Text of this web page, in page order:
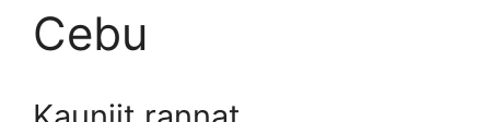
Cebu